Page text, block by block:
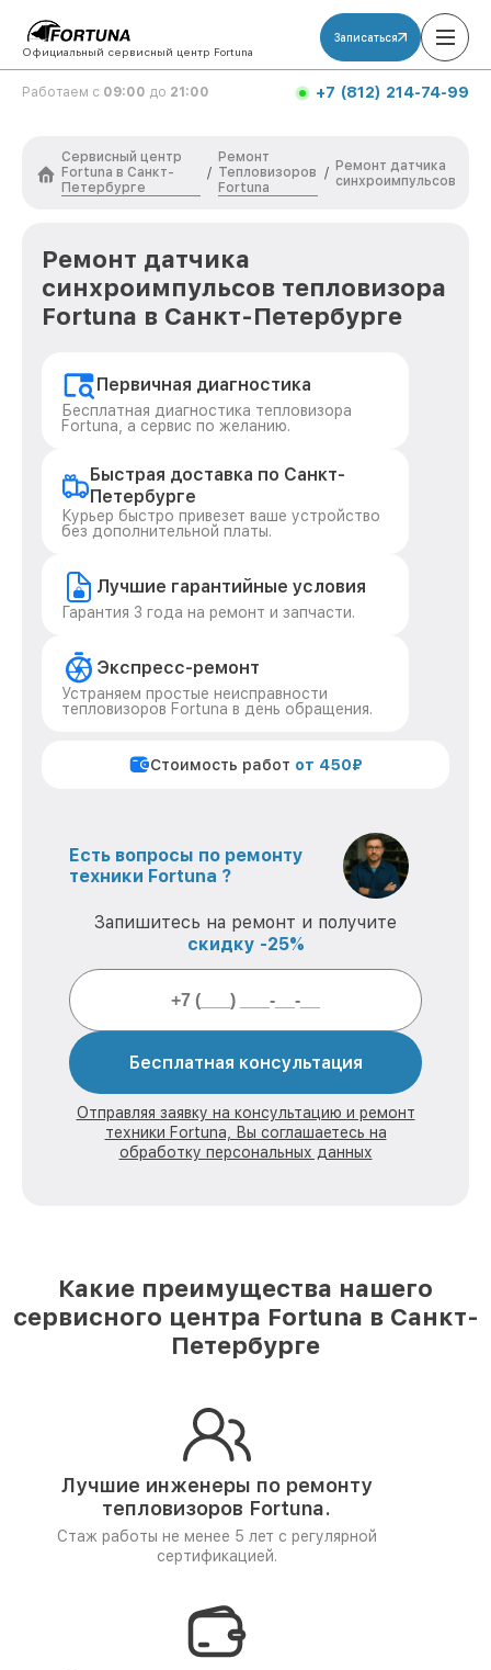
Официальный сервисный центр Fortuna
Записаться
Работаем с 09:00 до 21:00 +7 (812) 214-74-99
Сервисный центр
Fortuna в Санкт-
Петербурге
/
Ремонт
Тепловизоров
Fortuna
/ Ремонт датчика
синхроимпульсов
Ремонт датчика
синхроимпульсов тепловизора
Fortuna в Санкт-Петербурге
Первичная диагностика
Бесплатная диагностика тепловизора
Fortuna, а сервис по желанию.
Быстрая доставка по Санкт-
Петербурге
Курьер быстро привезет ваше устройство
без дополнительной платы.
Лучшие гарантийные условия
Гарантия 3 года на ремонт и запчасти.
Экспресс-ремонт
Устраняем простые неисправности
тепловизоров Fortuna в день обращения.
Стоимость работ от 450₽
Есть вопросы по ремонту
техники Fortuna ?
Запишитесь на ремонт и получите
скидку -25%
Бесплатная консультация
Отправляя заявку на консультацию и ремонт
техники Fortuna, Вы соглашаетесь на
обработку персональных данных
Какие преимущества нашего
сервисного центра Fortuna в Санкт-
Петербурге
Лучшие инженеры по ремонту
тепловизоров Fortuna.
Стаж работы не менее 5 лет с регулярной
сертификацией.